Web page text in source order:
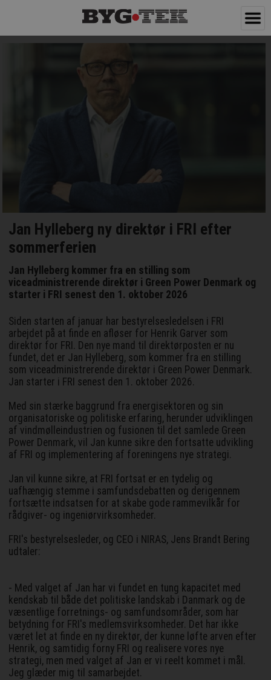
Jan Hylleberg ny direktør i FRI efter
sommerferien
Jan Hylleberg kommer fra en stilling som
viceadministrerende direktør i Green Power Denmark og
starter i FRI senest den 1. oktober 2026
Siden starten af januar har bestyrelsesledelsen i FRI
arbejdet på at finde en afløser for Henrik Garver som
direktør for FRI. Den nye mand til direktørposten er nu
fundet, det er Jan Hylleberg, som kommer fra en stilling
som viceadministrerende direktør i Green Power Denmark.
Jan starter i FRI senest den 1. oktober 2026.
Med sin stærke baggrund fra energisektoren og sin
organisatoriske og politiske erfaring, herunder udviklingen
af vindmølleindustrien og fusionen til det samlede Green
Power Denmark, vil Jan kunne sikre den fortsatte udvikling
af FRI og implementering af foreningens nye strategi.
Jan vil kunne sikre, at FRI fortsat er en tydelig og
uafhængig stemme i samfundsdebatten og derigennem
fortsætte indsatsen for at skabe gode rammevilkår for
rådgiver- og ingeniørvirksomheder.
FRI's bestyrelsesleder, og CEO i NIRAS, Jens Brandt Bering
udtaler:
- Med valget af Jan har vi fundet en tung kapacitet med
kendskab til både det politiske landskab i Danmark og de
væsentlige forretnings- og samfundsområder, som har
betydning for FRI's medlemsvirksomheder. Det har ikke
været let at finde en ny direktør, der kunne løfte arven efter
Henrik, og samtidig forny FRI og realisere vores nye
strategi, men med valget af Jan er vi reelt kommet i mål.
Jeg glæder mig til samarbejdet.